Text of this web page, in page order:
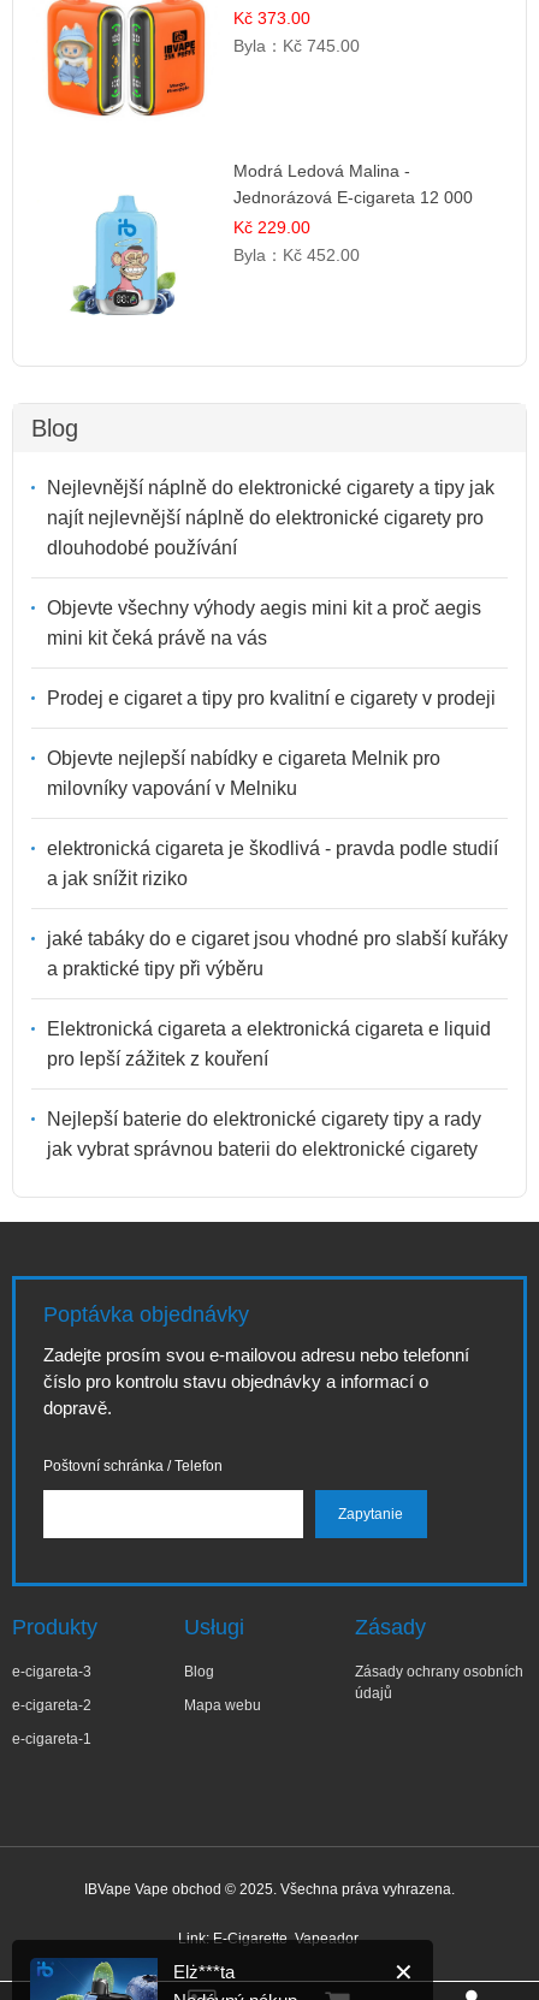
ovocná směs
Kč 373.00
Byla： Kč 745.00
Modrá Ledová Malina -
Jednorázová E-cigareta 12 000
šluků | Osvěžující Bobulová Příchuť
Kč 229.00
Byla： Kč 452.00
Blog
Nejlevnější náplně do elektronické cigarety a tipy jak
najít nejlevnější náplně do elektronické cigarety pro
dlouhodobé používání
Objevte všechny výhody aegis mini kit a proč aegis
mini kit čeká právě na vás
Prodej e cigaret a tipy pro kvalitní e cigarety v prodeji
Objevte nejlepší nabídky e cigareta Melnik pro
milovníky vapování v Melniku
elektronická cigareta je škodlivá - pravda podle studií
a jak snížit riziko
jaké tabáky do e cigaret jsou vhodné pro slabší kuřáky
a praktické tipy při výběru
Elektronická cigareta a elektronická cigareta e liquid
pro lepší zážitek z kouření
Nejlepší baterie do elektronické cigarety tipy a rady
jak vybrat správnou baterii do elektronické cigarety
Poptávka objednávky
Zadejte prosím svou e-mailovou adresu nebo telefonní
číslo pro kontrolu stavu objednávky a informací o
dopravě.
Poštovní schránka / Telefon
Produkty
e-cigareta-3
e-cigareta-2
e-cigareta-1
Usługi
Blog
Mapa webu
Zásady
Zásady ochrany osobních
údajů
IBVape Vape obchod © 2025. Všechna práva vyhrazena.
Link: E-Cigarette Vapeador
✕
Elż***ta